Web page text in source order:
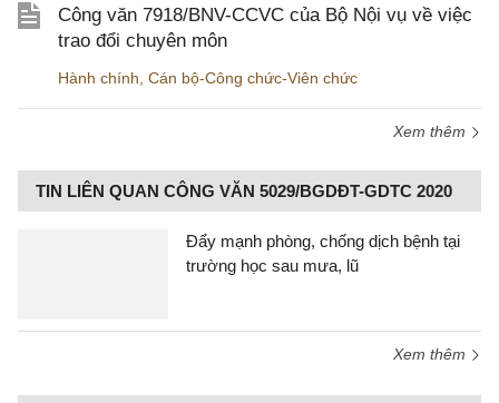
Công văn 7918/BNV-CCVC của Bộ Nội vụ về việc
trao đổi chuyên môn
Hành chính Cán bộ-Công chức-Viên chức
Xem thêm
TIN LIÊN QUAN CÔNG VĂN 5029/BGDĐT-GDTC 2020
Đẩy mạnh phòng, chống dịch bệnh tại
trường học sau mưa, lũ
Xem thêm